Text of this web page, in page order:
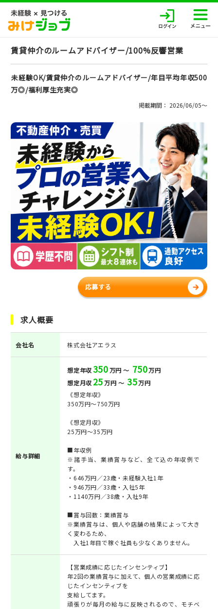
賃貸仲介のルームアドバイザー/100%反響営業
未経験OK/賃貸仲介のルームアドバイザー/年目平均年収500
万◎/福利厚生充実◎
掲載期間： 2026/06/05〜
応募する
求人概要
会社名 株式会社アエラス
給与詳細
想定年収350万円 ～ 750万円
想定月収 25万円 ～ 35万円
《想定年収》
350万円～750万円
《想定月収》
25万円～35万円
■年収例
※諸手当、業績賞与など、全て込の年収例で
す。
・646万円／23歳・未経験入社1年
・946万円／33歳・入社5年
・1140万円／38歳・入社9年
■賞与回数：業績賞与
※業績賞与は、個人や店舗の結果によって大き
く変わるため、
入社1年目で稼ぐ社員も少なくありません。
【営業成績に応じたインセンティブ】
年2回の業績賞与に加えて、個人の営業成績に応
じたインセンティブを
支給してます。
頑張りが毎月の給与に反映されるので、モチベ